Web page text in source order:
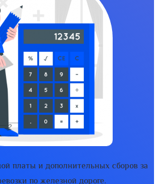
платы и дополнительных сборов за
по железной дороге.